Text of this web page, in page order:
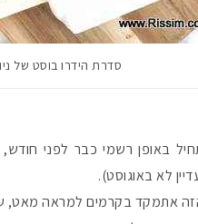
סדרת הידרו בוסט של
באופן רשמי כבר לפני
לא באוגוסט).
אתמקד בקרמים למראה מאט,